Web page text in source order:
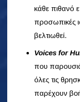
κάθε πιθανό
προσωπικές
βελτιωθεί.
Voices for
που
όλες τις
παρέχουν